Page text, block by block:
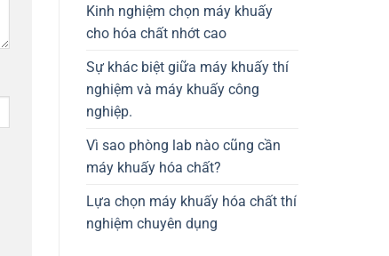
Kinh nghiệm chọn máy khuấy
cho hóa chất nhớt cao
Sự khác biệt giữa máy khuấy thí
nghiệm và máy khuấy công
nghiệp.
Vì sao phòng lab nào cũng cần
máy khuấy hóa chất?
Lựa chọn máy khuấy hóa chất thí
nghiệm chuyên dụng